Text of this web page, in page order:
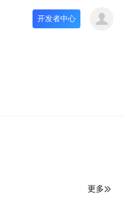
开发者中心
更多